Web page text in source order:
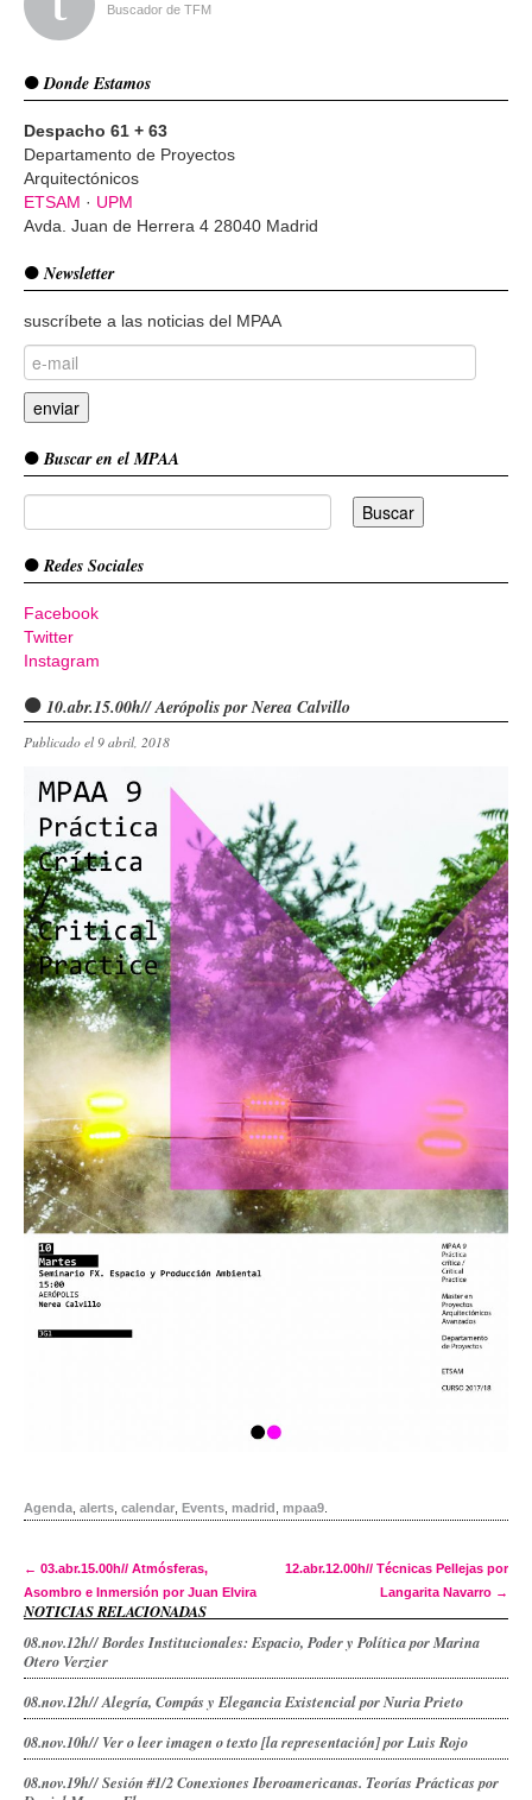
Buscador de TFM
Donde Estamos
Despacho 61 + 63
Departamento de Proyectos
Arquitectónicos
ETSAM · UPM
Avda. Juan de Herrera 4 28040 Madrid
Newsletter
suscríbete a las noticias del MPAA
Buscar en el MPAA
Redes Sociales
Facebook
Twitter
Instagram
10.abr.15.00h// Aerópolis por Nerea Calvillo
Publicado el 9 abril, 2018
Agenda alerts calendar Events madrid mpaa9
Post navigation
← 03.abr.15.00h// Atmósferas,
Asombro e Inmersión por Juan Elvira
12.abr.12.00h// Técnicas Pellejas por
Langarita Navarro →
NOTICIAS RELACIONADAS
08.nov.12h// Bordes Institucionales: Espacio, Poder y Política por Marina
Otero Verzier
08.nov.12h// Alegría, Compás y Elegancia Existencial por Nuria Prieto
08.nov.10h// Ver o leer imagen o texto [la representación] por Luis Rojo
08.nov.19h// Sesión #1/2 Conexiones Iberoamericanas. Teorías Prácticas por